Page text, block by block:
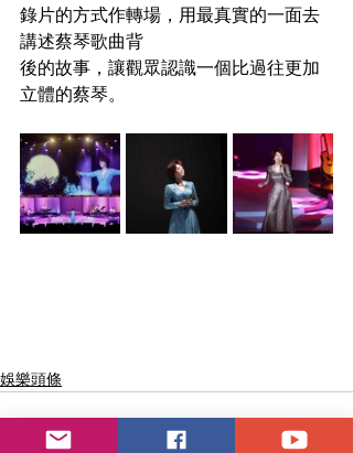
錄片的方式作轉場，用最真實的一面去
講述蔡琴歌曲背
後的故事，讓觀眾認識一個比過往更加
立體的蔡琴。
娛樂頭條